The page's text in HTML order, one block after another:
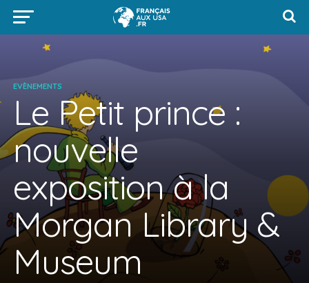
EVÈNEMENTS
Le Petit prince :
nouvelle
exposition à la
Morgan Library &
Museum